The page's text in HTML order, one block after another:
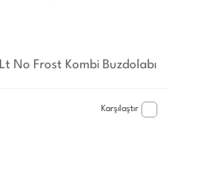
Lt No Frost Kombi Buzdolabı
Karşılaştır